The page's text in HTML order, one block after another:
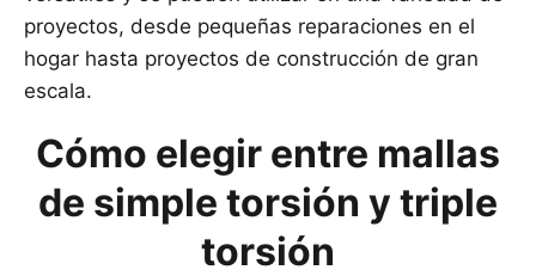
proyectos, desde pequeñas reparaciones en el
hogar hasta proyectos de construcción de gran
escala.
Cómo elegir entre mallas
de simple torsión y triple
torsión